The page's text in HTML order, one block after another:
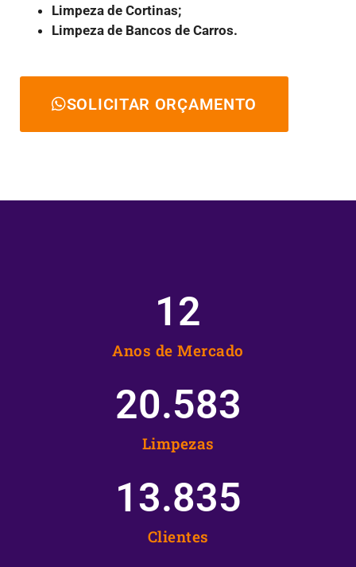
Limpeza de Cortinas;
Limpeza de Bancos de Carros.
SOLICITAR ORÇAMENTO
Anos de Mercado
12
Limpezas
20.583
Clientes
13.835